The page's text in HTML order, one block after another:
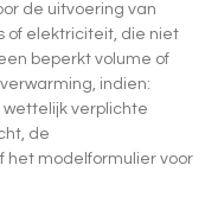
de uitvoering van
of elektriciteit, die niet
beperkt volume of
indien:
verplichte
de
het modelformulier voor